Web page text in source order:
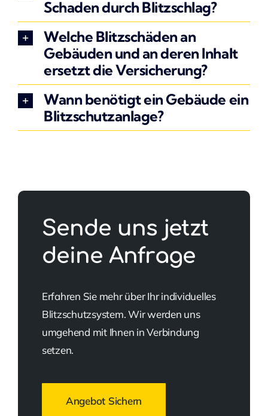
Schaden durch Blitzschlag?
Welche Blitzschäden an
Gebäuden und an deren Inhalt
ersetzt die Versicherung?
Wann benötigt ein Gebäude ein
Blitzschutzanlage?
Sende uns jetzt
deine Anfrage
Erfahren Sie mehr über Ihr individuelles
Blitzschutzsystem. Wir werden uns
umgehend mit Ihnen in Verbindung
setzen.
Angebot Sichern